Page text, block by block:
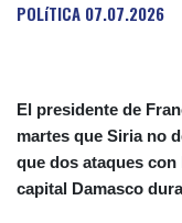
POLíTICA 07.07.2026
El presidente de
martes que Siria no
que dos ataques
capital Damasco